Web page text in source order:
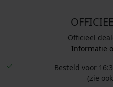
Officieel
Informatie
Besteld voor
(zie